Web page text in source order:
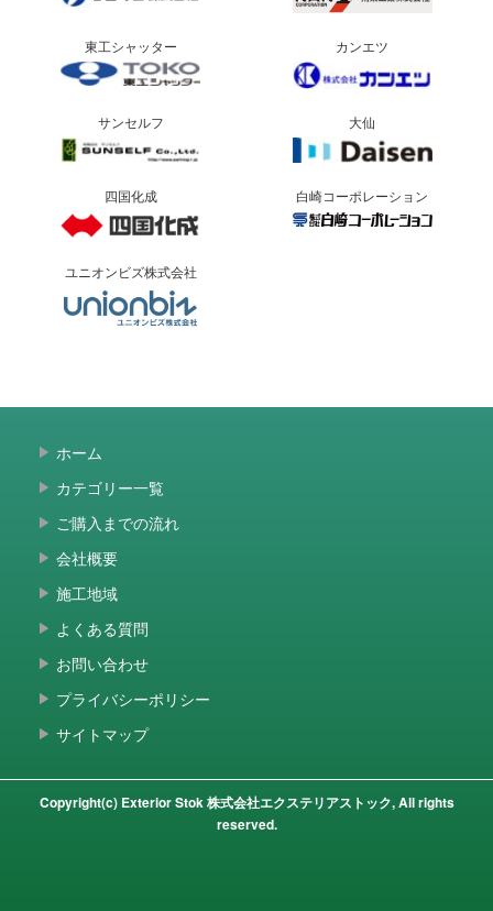
東工シャッター カンエツ
サンセルフ 大仙
四国化成 白崎コーポレーション
ユニオンビズ株式会社
ホーム
カテゴリー一覧
ご購入までの流れ
会社概要
施工地域
よくある質問
お問い合わせ
プライバシーポリシー
サイトマップ
Copyright(c) Exterior Stok 株式会社エクステリアストック, All rights
reserved.